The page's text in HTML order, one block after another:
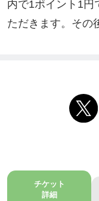
内で1ポイント1円
ただきます。その
チケット
詳細